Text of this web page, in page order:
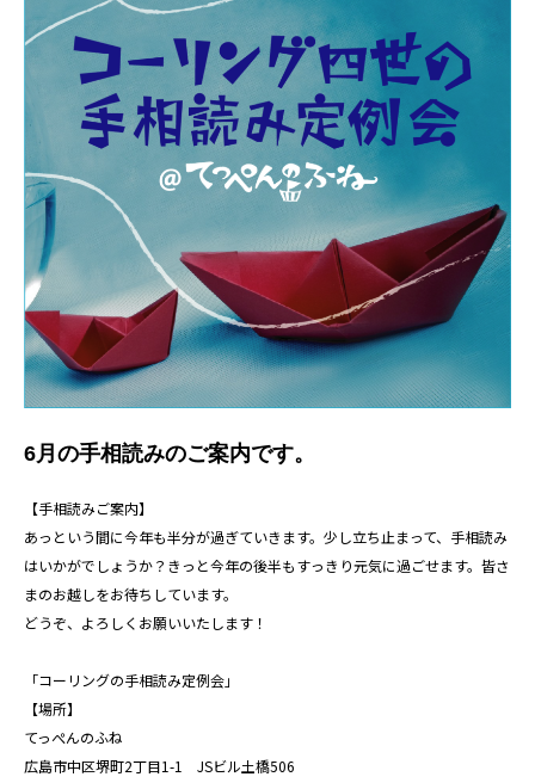
6月の手相読みのご案内です。
【手相読みご案内】
あっという間に今年も半分が過ぎていきます。少し立ち止まって、手相読み
はいかがでしょうか？きっと今年の後半もすっきり元気に過ごせます。皆さ
まのお越しをお待ちしています。
どうぞ、よろしくお願いいたします！
「コーリングの手相読み定例会」
【場所】
てっぺんのふね
広島市中区堺町2丁目1-1 JSビル土橋506